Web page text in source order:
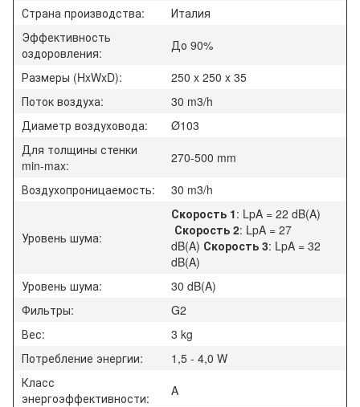
Страна производства:
Италия
Эффективность
оздоровления:
До 90%
Размеры (HxWxD):
250 x 250 x 35
Поток воздуха:
30 m3/h
Диаметр воздуховода:
Ø103
Для толщины стенки
min-max:
270-500 mm
Воздухопроницаемость:
30 m3/h
Уровень шума:
Скорость 1: LpA = 22 dB(A)
Скорость 2: LpA = 27
dB(A) Скорость 3: LpA = 32
dB(A)
Уровень шума:
30 dB(A)
Фильтры:
G2
Вес:
3 kg
Потребление энергии:
1,5 - 4,0 W
Класс
энергоэффективности:
A